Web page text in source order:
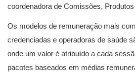
coordenadora de Comissões,
Os modelos de remuneração mais
credenciadas e operadoras de saúde
onde um valor é atribuído a cada
pacotes baseados em médias